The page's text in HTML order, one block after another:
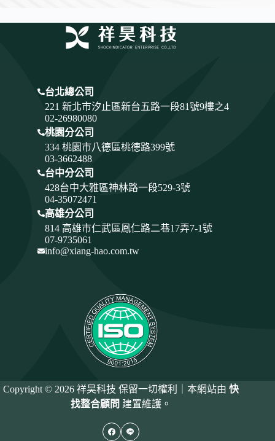
台北總公司
221 新北市汐止區新台五路一段81號9樓之4
02-26980080
桃園分公司
334 桃園市八德區桃德路399號
03-3662488
台中分公司
428台中大雅區神林路一段529-3號
04-35072471
高雄分公司
814 高雄市仁武區鳳仁路二巷17弄7-1號
07-9735061
info@xiang-hao.com.tw
Copyright © 2026 祥昊科技 保留一切權利｜本網站由快
找整合顧問 建置維護。